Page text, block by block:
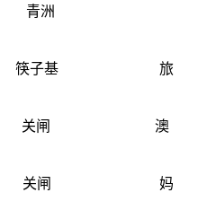
青洲
筷子基 旅
关闸 澳
10 关闸 妈